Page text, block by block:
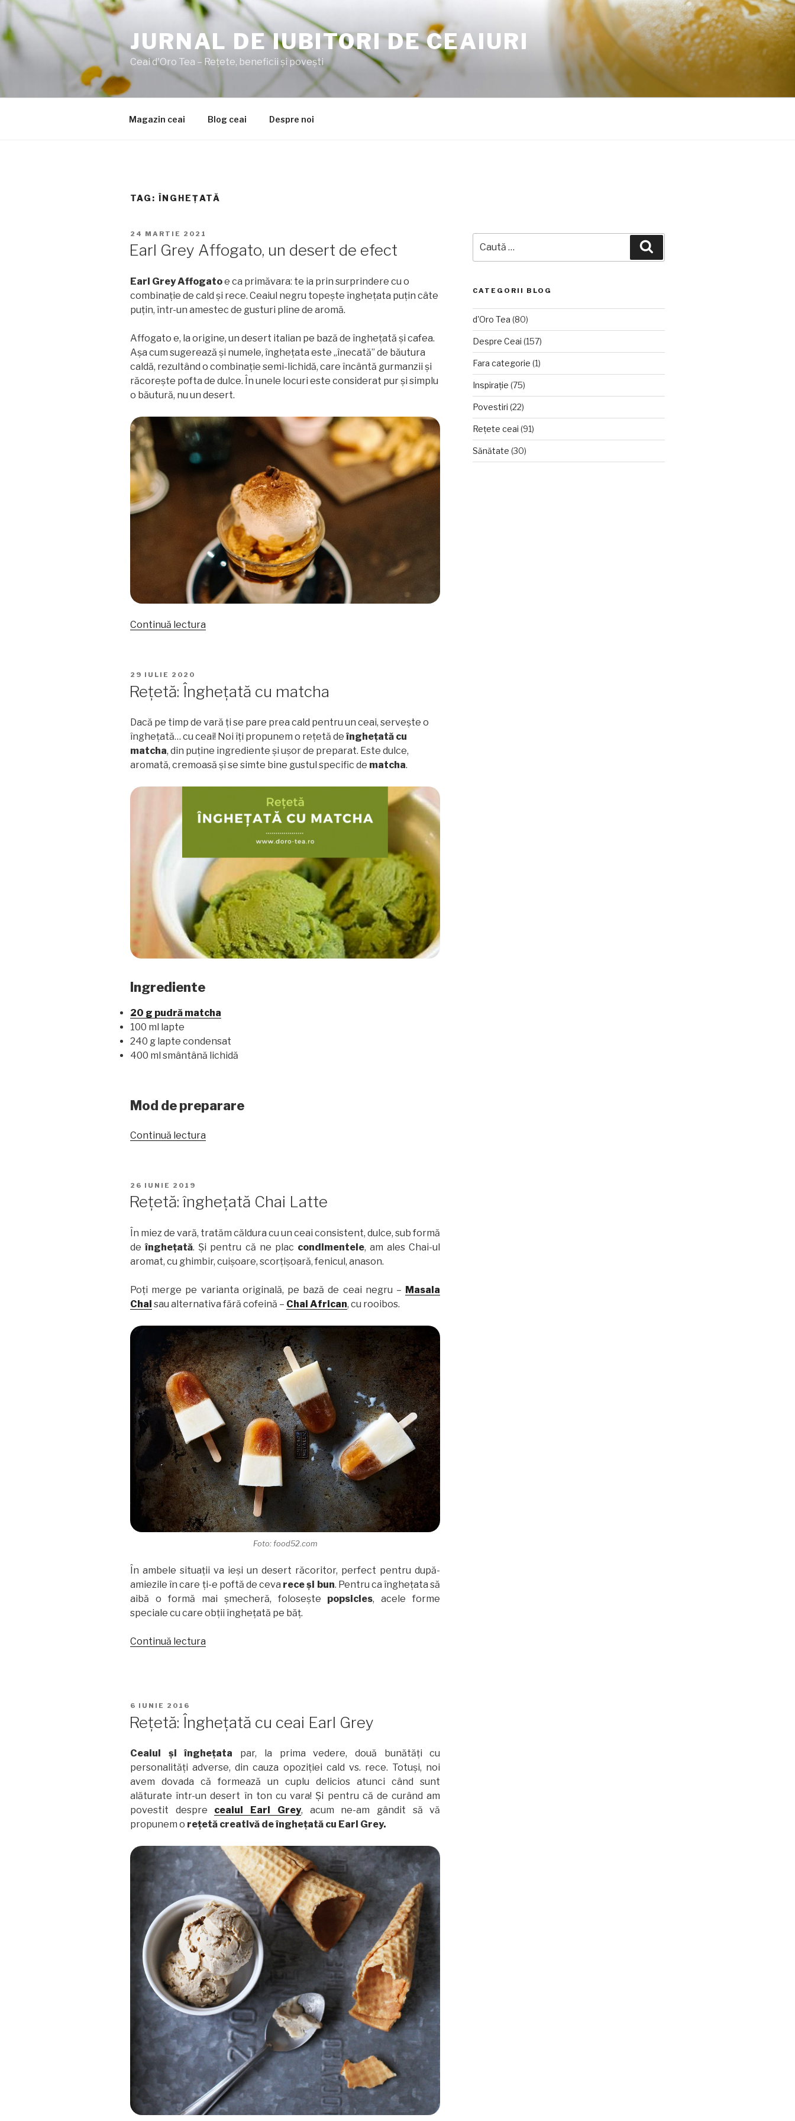
Sari
conținut
JURNAL DE IUBITORI DE CEAIURI
Ceai d'Oro Tea – Rețete, beneficii şi poveşti
Magazin ceai Blog ceai Despre noi
TAG: ÎNGHEȚATĂ
PUBLICAT
24 MARTIE 2021
Earl Grey Affogato, un desert de efect
Earl Grey Affogatoe ca primăvara: te ia prin surprindere cu o
combinație de cald și rece. Ceaiul negru topește înghețata puțin câte
puțin, într-un amestec de gusturi pline de aromă.
Affogato e, la origine, un desert italian pe bază de înghețată și cafea.
Așa cum sugerează și numele, înghețata este „înecată” de băutura
caldă, rezultând o combinație semi-lichidă, care încântă gurmanzii și
răcorește pofta de dulce. În unele locuri este considerat pur și simplu
o băutură, nu un desert.
Continuă lectura
de
PUBLICAT
29 IULIE 2020
Rețetă: Înghețată cu matcha
Dacă pe timp de vară ți se pare prea cald pentru un ceai, servește o
înghețată… cu ceai! Noi îți propunem o rețetă deînghețată cu
matcha, din puține ingrediente și ușor de preparat. Este dulce,
aromată, cremoasă și se simte bine gustul specific de matcha.
Ingrediente
20 g pudră matcha
100 ml lapte
240 g lapte condensat
400 ml smântână lichidă
Mod de preparare
Continuă lectura
PUBLICAT
26 IUNIE 2019
Rețetă: înghețată Chai Latte
În miez de vară, tratăm căldura cu un ceai consistent, dulce, sub formă
deînghețată. Și pentru că ne plac condimentele, am ales Chai-ul
aromat, cu ghimbir, cuișoare, scorțișoară, fenicul, anason.
Poți merge pe varianta originală, pe bază de ceai negru – Masala
Chai sau alternativa fără cofeină – Chai African, cu rooibos.
Foto: food52.com
În ambele situații va ieși un desert răcoritor, perfect pentru după-
amiezile în care ți-e poftă de ceva rece și bun. Pentru ca înghețata să
aibă o formă mai șmecheră, folosește popsicles, acele forme
speciale cu care obții înghețată pe băț.
Continuă lectura
PUBLICAT
6 IUNIE 2016
Rețetă: Înghețată cu ceai Earl Grey
Ceaiul și înghețata par, la prima vedere, două bunătăți cu
personalități adverse, din cauza opoziției cald vs. rece. Totuși, noi
avem dovada că formează un cuplu delicios atunci când sunt
alăturate într-un desert în ton cu vara! Și pentru că de curând am
povestit despre ceaiul Earl Grey, acum ne-am gândit să vă
propunem o rețetă creativă de înghețată cu Earl Grey.
după:
CATEGORII BLOG
d'Oro Tea (80)
Despre Ceai (157)
Fara categorie (1)
Inspirație (75)
Povestiri (22)
Rețete ceai (91)
Sănătate (30)